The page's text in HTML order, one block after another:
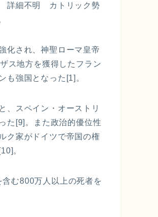
詳細不明 カトリック勢
化され、神聖ローマ皇帝
ス地方を獲得したフラン
も強国となった[1]。
、スペイン・オーストリ
た[9]。また政治的優位性
ク家がドイツで帝国の権
。
む800万人以上の死者を